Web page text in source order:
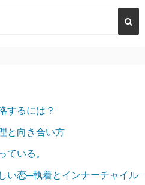
するには？
と向き合い方
ている。
い恋─執着とインナーチャイル